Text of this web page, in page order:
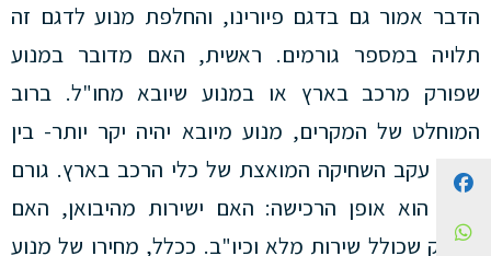
הדבר אמור גם בדגם פיורינו, והחלפת מנוע לדגם זה
תלויה במספר גורמים. ראשית, האם מדובר במנוע
שפורק מרכב בארץ או במנוע שיובא מחו"ל. ברוב
המוחלט של המקרים, מנוע מיובא יהיה יקר יותר- בין
היתר עקב השחיקה המואצת של כלי הרכב בארץ. גורם
נוסף הוא אופן הרכישה: האם ישירות מהיבואן, האם
מספק שכולל שירות מלא וכיו"ב. ככלל, מחירו של מנוע
Facebook
WhatsApp